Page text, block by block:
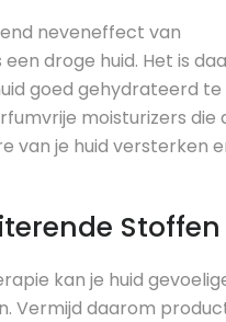
neveneffect van
droge huid. Het is
goed gehydrateerd te
moisturizers die
van je huid versterken
Stoffen
kan je huid
Vermijd daarom